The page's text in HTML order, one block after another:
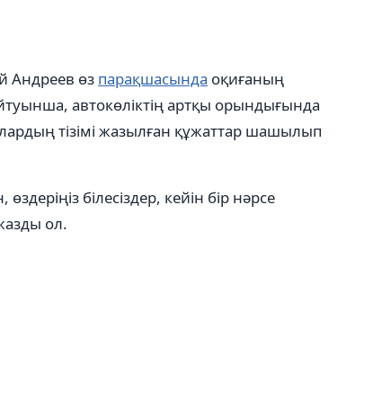
Андреев өз парақшасында оқиғаның
автокөліктің артқы орындығында
тізімі жазылған құжаттар шашылып
білесіздер, кейін бір нәрсе
ол.